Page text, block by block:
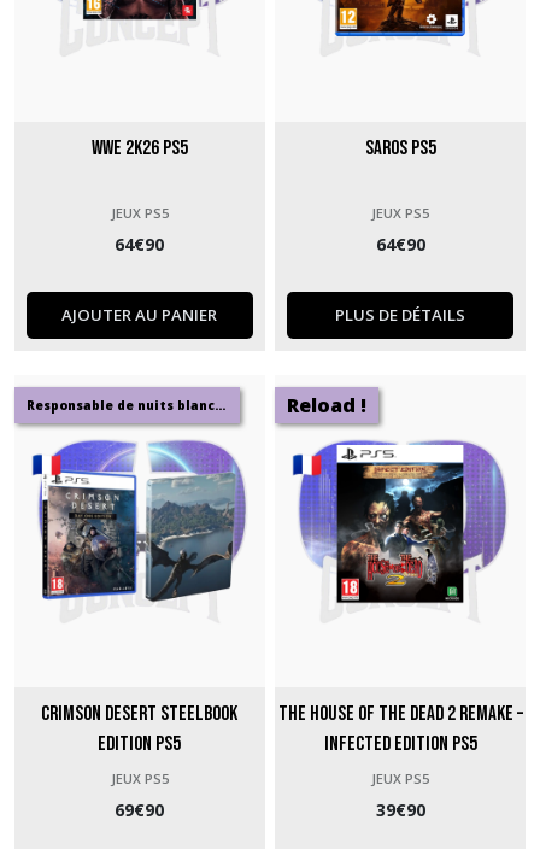
WWE 2k26 PS5
JEUX PS5
64€90
AJOUTER AU PANIER
Saros PS5
JEUX PS5
64€90
PLUS DE DÉTAILS
Responsable de nuits blanches
Crimson Desert Steelbook
Edition PS5
JEUX PS5
69€90
Reload !
The House of the Dead 2 Remake –
Infected Edition PS5
JEUX PS5
39€90